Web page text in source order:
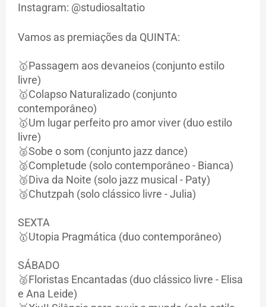
Instagram: @studiosaltatio
Vamos as premiações da QUINTA:
🥇Passagem aos devaneios (conjunto estilo
livre)
🥇Colapso Naturalizado (conjunto
contemporâneo)
🥇Um lugar perfeito pro amor viver (duo estilo
livre)
🥈Sobe o som (conjunto jazz dance)
🥈Completude (solo contemporâneo - Bianca)
🥉Diva da Noite (solo jazz musical - Paty)
🥉Chutzpah (solo clássico livre - Julia)
SEXTA
🥇Utopia Pragmática (duo contemporâneo)
SÁBADO
🥈Floristas Encantadas (duo clássico livre - Elisa
e Ana Leide)